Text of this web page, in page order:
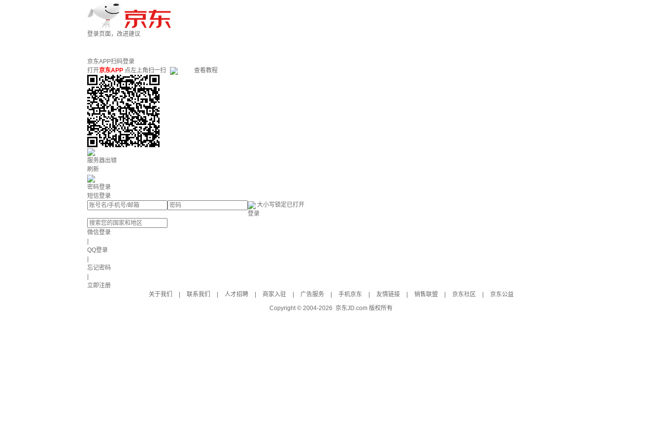
登录页面，改进建议
京东APP扫码登录
打开京东APP 点左上角扫一扫 查看教程
服务器出错
刷新
密码登录
短信登录
大小写锁定已打开
登录
微信登录
QQ登录
忘记密码
立即注册
关于我们
联系我们 人才招聘 商家入驻 广告服务 手机京东 友情链接 销售联盟 京东社区
京东公益
Copyright © 2004-2026 京东JD.com 版权所有